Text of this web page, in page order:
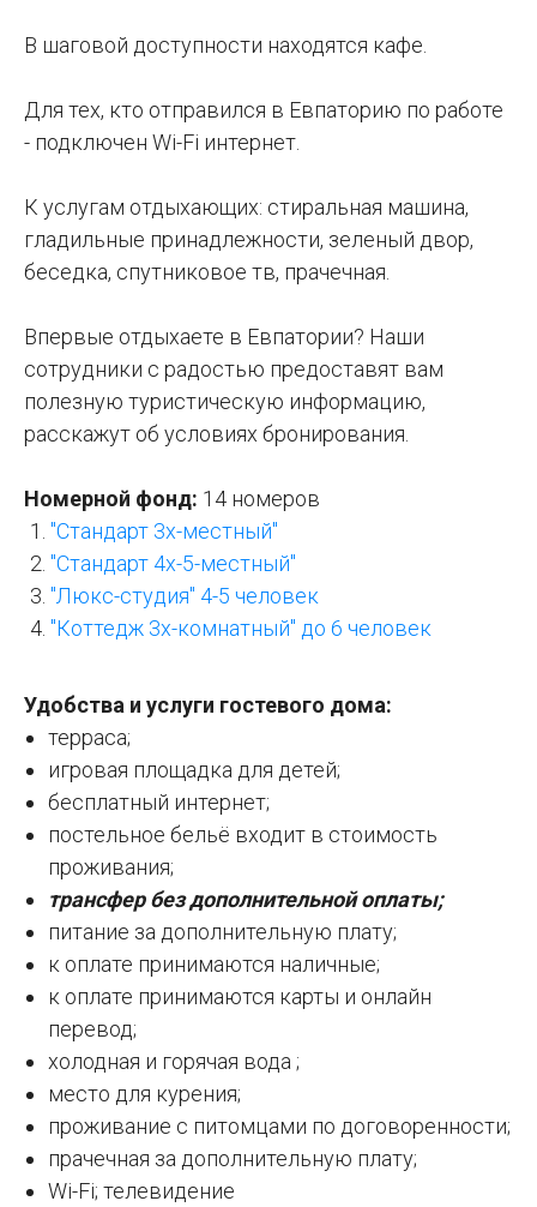
В шаговой доступности находятся кафе.
Для тех, кто отправился в Евпаторию по работе
- подключен Wi-Fi интернет.
К услугам отдыхающих: стиральная машина,
гладильные принадлежности, зеленый двор,
беседка, спутниковое тв, прачечная.
Впервые отдыхаете в Евпатории? Наши
сотрудники с радостью предоставят вам
полезную туристическую информацию,
расскажут об условиях бронирования.
Номерной фонд: 14 номеров
"Стандарт 3х-местный"
"Стандарт 4х-5-местный"
"Люкс-студия" 4-5 человек
"Коттедж 3х-комнатный" до 6 человек
Удобства и услуги гостевого дома:
терраса;
игровая площадка для детей;
бесплатный интернет;
постельное бельё входит в стоимость
проживания;
трансфер без дополнительной оплаты;
питание за дополнительную плату;
к оплате принимаются наличные;
к оплате принимаются карты и онлайн
перевод;
холодная и горячая вода ;
место для курения;
проживание с питомцами по договоренности;
прачечная за дополнительную плату;
Wi-Fi; телевидение